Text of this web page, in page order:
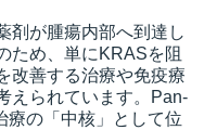
剤が腫瘍内部へ到達し
ため、単にKRASを阻
改善する治療や免疫療
えられています。Pan-
療の「中核」として位